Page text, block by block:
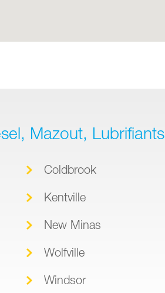
Mazout, Lubrifiants
Coldbrook
Kentville
New Minas
Wolfville
Windsor